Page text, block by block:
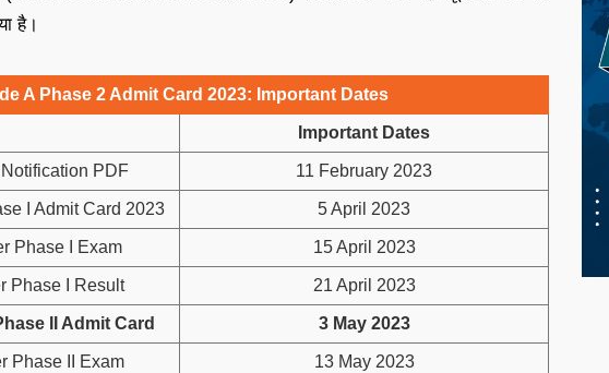
है।
A Phase 2 Admit Card 2023: Important Dates
Important Dates
PDF 11 February 2023
I Admit Card 2023 5 April 2023
Phase I Exam 15 April 2023
Phase I Result 21 April 2023
II Admit Card 3 May 2023
Phase II Exam 13 May 2023